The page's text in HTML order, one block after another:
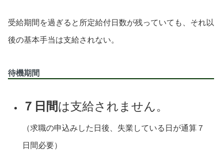
受給期間を過ぎると所定給付日数が残っていても、それ以
後の基本手当は支給されない。
待機期間
７日間は支給されません。
（求職の申込みした日後、失業している日が通算７
日間必要）